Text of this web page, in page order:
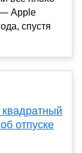
Apple
спустя
отпуске